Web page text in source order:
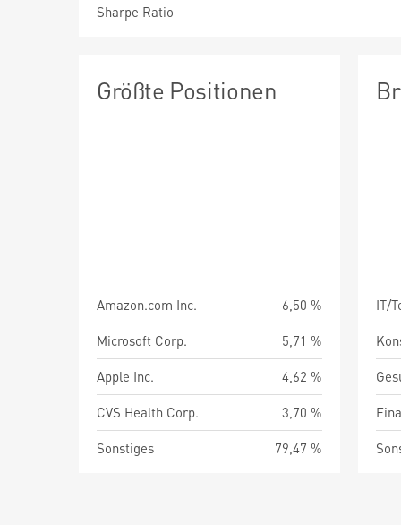
Sharpe Ratio
Größte Positionen
Amazon.com Inc.
6,50 %
Microsoft Corp.
5,71 %
Apple Inc.
4,62 %
CVS Health Corp.
3,70 %
Sonstiges
79,47 %
IT/